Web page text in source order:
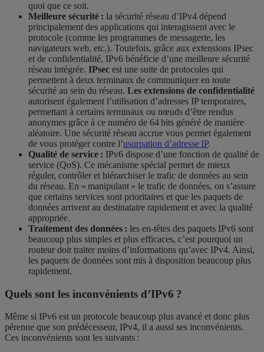
quoi que ce soit.
Meilleure sécurité : la sécurité réseau d’IPv4 dépend
principalement des applications qui interagissent avec le
protocole (comme les programmes de messagerie, les
navigateurs web, etc.). Toutefois, grâce aux extensions IPsec
et de confidentialité, IPv6 bénéficie d’une meilleure sécurité
réseau intégrée. IPsec est une suite de protocoles qui
permettent à deux terminaux de communiquer en toute
sécurité au sein du réseau. Les extensions de confidentialité
autorisent également l’utilisation d’adresses IP temporaires,
permettant à certains terminaux ou nœuds d’être rendus
anonymes grâce à ce numéro de 64 bits généré de manière
aléatoire. Une sécurité réseau accrue vous permet également
de vous protéger contre l’usurpation d’adresse IP.
Qualité de service : IPv6 dispose d’une fonction de qualité de
service (QoS). Ce mécanisme spécial permet de mieux
réguler, contrôler et hiérarchiser le trafic de données au sein
du réseau. En « manipulant » le trafic de données, on s’assure
que certains services sont prioritaires et que les paquets de
données arrivent au destinataire rapidement et avec la qualité
appropriée.
Traitement des données : les en-têtes des paquets IPv6 sont
beaucoup plus simples et plus efficaces, c’est pourquoi un
routeur doit traiter moins d’informations qu’avec IPv4. Ainsi,
les paquets de données sont mis à disposition beaucoup plus
rapidement.
Quels sont les inconvénients d’IPv6 ?
Même si IPv6 est un protocole beaucoup plus avancé et donc plus
pérenne que son prédécesseur, IPv4, il a aussi ses inconvénients.
Ces inconvénients sont les suivants :